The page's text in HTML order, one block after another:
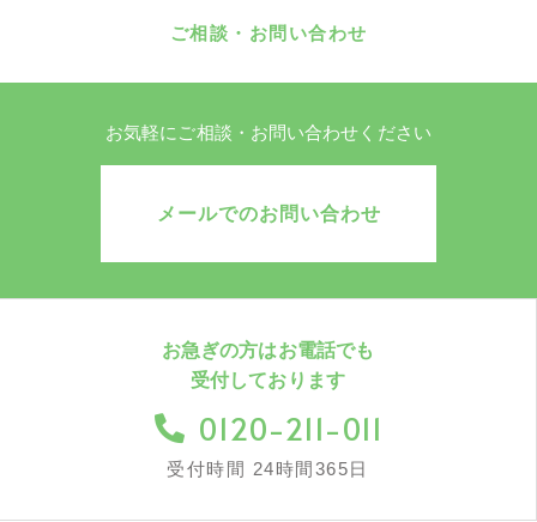
ご相談・お問い合わせ
お気軽にご相談・お問い合わせください
メールでのお問い合わせ
お急ぎの方はお電話でも
受付しております
0120-211-011
受付時間 24時間365日